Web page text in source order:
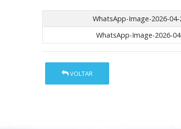
WhatsApp-Image-2026-
WhatsApp-Image-2026-
VOLTAR